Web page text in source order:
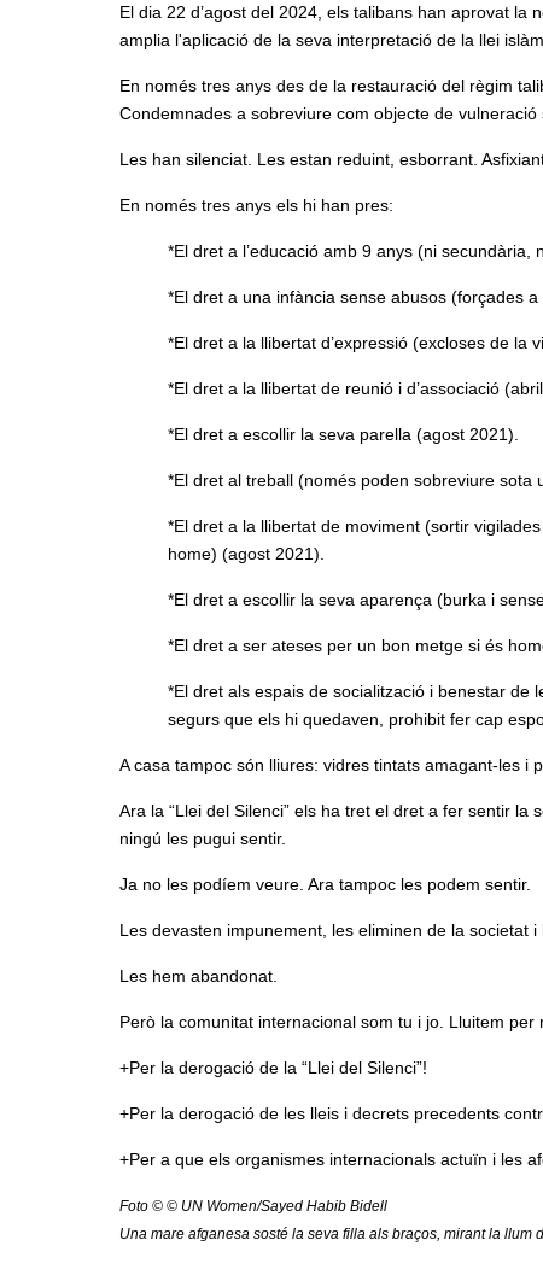
El dia 22 d’agost del 2024, els talibans han aprovat la
amplia l'aplicació de la seva interpretació de la llei
En només tres anys des de la restauració del règim
Condemnades a sobreviure com objecte de
Les han silenciat. Les estan reduint, esborrant.
En només tres anys els hi han pres:
*El dret a l’educació amb 9 anys (ni secundària,
*El dret a una infància sense abusos (forçades
*El dret a la llibertat d’expressió (excloses de la
*El dret a la llibertat de reunió i d’associació
*El dret a escollir la seva parella (agost 2021).
*El dret al treball (només poden sobreviure sota
*El dret a la llibertat de moviment (sortir
home) (agost 2021).
*El dret a escollir la seva aparença (burka i
*El dret a ser ateses per un bon metge si és
*El dret als espais de socialització i benestar
segurs que els hi quedaven, prohibit fer cap
A casa tampoc són lliures: vidres tintats amagant-les i
Ara la “Llei del Silenci” els ha tret el dret a fer sentir
ningú les pugui sentir.
Ja no les podíem veure. Ara tampoc les podem sentir.
Les devasten impunement, les eliminen de la societat
Les hem abandonat.
Però la comunitat internacional som tu i jo. Lluitem
+Per la derogació de la “Llei del Silenci”!
+Per la derogació de les lleis i decrets precedents
+Per a que els organismes internacionals actuïn i les
Foto © © UN Women/Sayed Habib Bidell
Una mare afganesa sosté la seva filla als braços, mirant la llum